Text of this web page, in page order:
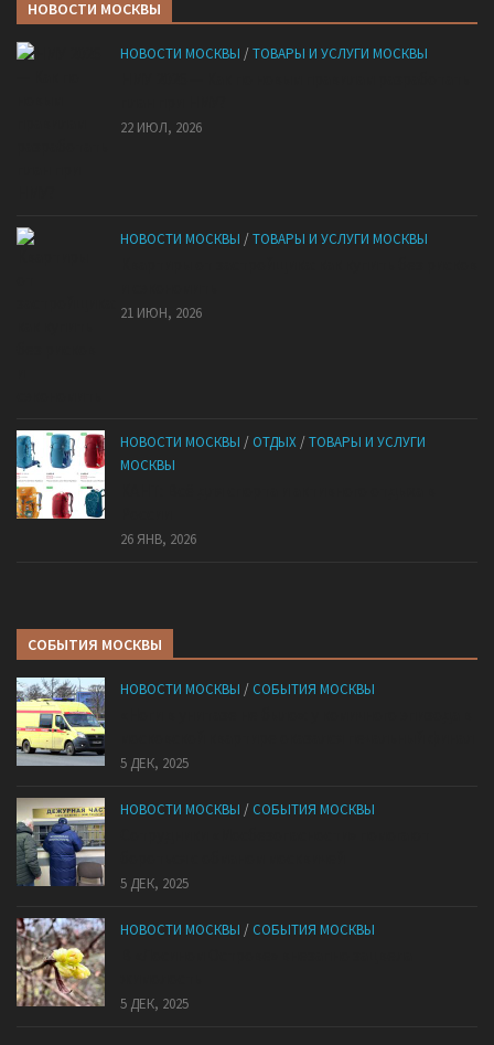
НОВОСТИ МОСКВЫ
НОВОСТИ МОСКВЫ /ТОВАРЫ И УСЛУГИ МОСКВЫ
22 ИЮЛ, 2026
НОВОСТИ МОСКВЫ /ТОВАРЫ И УСЛУГИ МОСКВЫ
21 ИЮН, 2026
НОВОСТИ МОСКВЫ / ОТДЫХ /ТОВАРЫ И УСЛУГИ
МОСКВЫ
26 ЯНВ, 2026
СОБЫТИЯ МОСКВЫ
НОВОСТИ МОСКВЫ / СОБЫТИЯ МОСКВЫ
5 ДЕК, 2025
НОВОСТИ МОСКВЫ / СОБЫТИЯ МОСКВЫ
5 ДЕК, 2025
НОВОСТИ МОСКВЫ / СОБЫТИЯ МОСКВЫ
5 ДЕК, 2025